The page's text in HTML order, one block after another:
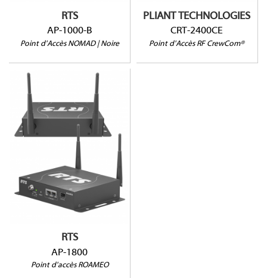
RTS
AP-1000-B
Point d'Accès NOMAD | Noire
PLIANT TECHNOLOGIES
CRT-2400CE
Point d'Accès RF CrewCom®
RTS
AP-1800
Point d'accès ROAMEO
AP-1800
Points d’accès
connectés via solution
Jusqu’ à 10 points
d’accès en mode G726
Jusqu’ à 40 boîtiers /
système
Fonctionne de 1,88 à